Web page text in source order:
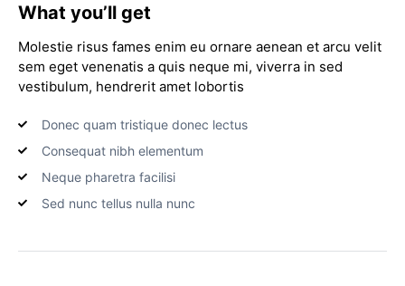
What you’ll get
Molestie risus fames enim eu ornare aenean et arcu velit
sem eget venenatis a quis neque mi, viverra in sed
vestibulum, hendrerit amet lobortis
Donec quam tristique donec lectus
Consequat nibh elementum
Neque pharetra facilisi
Sed nunc tellus nulla nunc